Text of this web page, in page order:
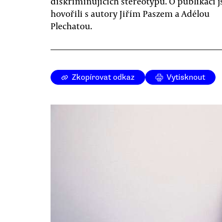
hovořili s autory Jiřím Paszem a Adélou
Plechatou.
Zkopírovat odkaz Vytisknout